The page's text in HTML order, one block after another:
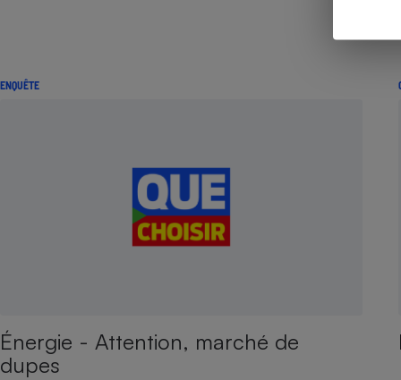
ENQUÊTE
Énergie - Attention, marché de
dupes